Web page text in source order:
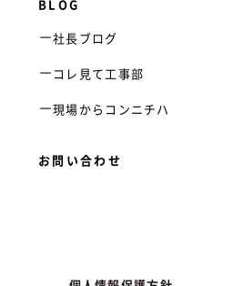
BLOG
社長ブログ
コレ見て工事部
現場からコンニチハ
お問い合わせ